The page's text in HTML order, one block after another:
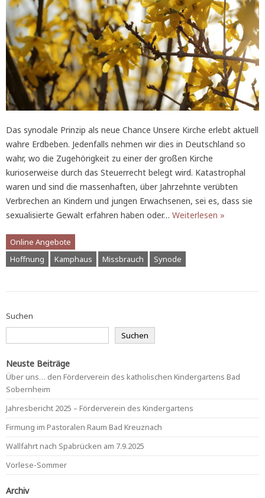
Das synodale Prinzip als neue Chance Unsere Kirche erlebt aktuell
wahre Erdbeben. Jedenfalls nehmen wir dies in Deutschland so
wahr, wo die Zugehörigkeit zu einer der großen Kirche
kurioserweise durch das Steuerrecht belegt wird. Katastrophal
waren und sind die massenhaften, über Jahrzehnte verübten
Verbrechen an Kindern und jungen Erwachsenen, sei es, dass sie
sexualisierte Gewalt erfahren haben oder… Weiterlesen »
Online Angebote
Hoffnung
Kamphaus Missbrauch Synode
Suchen
Suchen
Neuste Beiträge
Über uns… den Förderverein des katholischen Kindergartens Bad
Sobernheim
Jahresbericht 2025 – Förderverein des Kindergartens
Firmung im Pastoralen Raum Bad Kreuznach
Wallfahrt nach Spabrücken am 7.9.2025
Vorlese-Sommer
Archiv